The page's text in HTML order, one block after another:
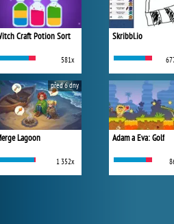
Craft Potion Sort
581x
Lagoon
1 352x
před 6 dny
Skribbl.io
Adam a Eva: Golf